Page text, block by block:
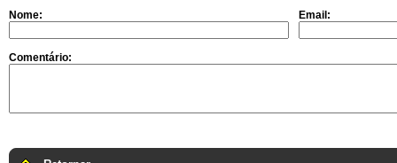
Nome: Email:
Comentário: